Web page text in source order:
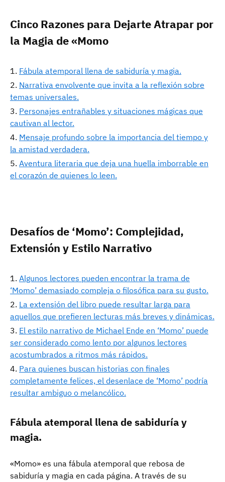
Cinco Razones para Dejarte Atrapar por
la Magia de «Momo
Fábula atemporal llena de sabiduría y magia.
Narrativa envolvente que invita a la reflexión sobre
temas universales.
Personajes entrañables y situaciones mágicas que
cautivan al lector.
Mensaje profundo sobre la importancia del tiempo y
la amistad verdadera.
Aventura literaria que deja una huella imborrable en
el corazón de quienes lo leen.
Desafíos de ‘Momo’: Complejidad,
Extensión y Estilo Narrativo
Algunos lectores pueden encontrar la trama de
‘Momo’ demasiado compleja o filosófica para su gusto.
La extensión del libro puede resultar larga para
aquellos que prefieren lecturas más breves y dinámicas.
El estilo narrativo de Michael Ende en ‘Momo’ puede
ser considerado como lento por algunos lectores
acostumbrados a ritmos más rápidos.
Para quienes buscan historias con finales
completamente felices, el desenlace de ‘Momo’ podría
resultar ambiguo o melancólico.
Fábula atemporal llena de sabiduría y
magia.
«Momo» es una fábula atemporal que rebosa de
sabiduría y magia en cada página. A través de su